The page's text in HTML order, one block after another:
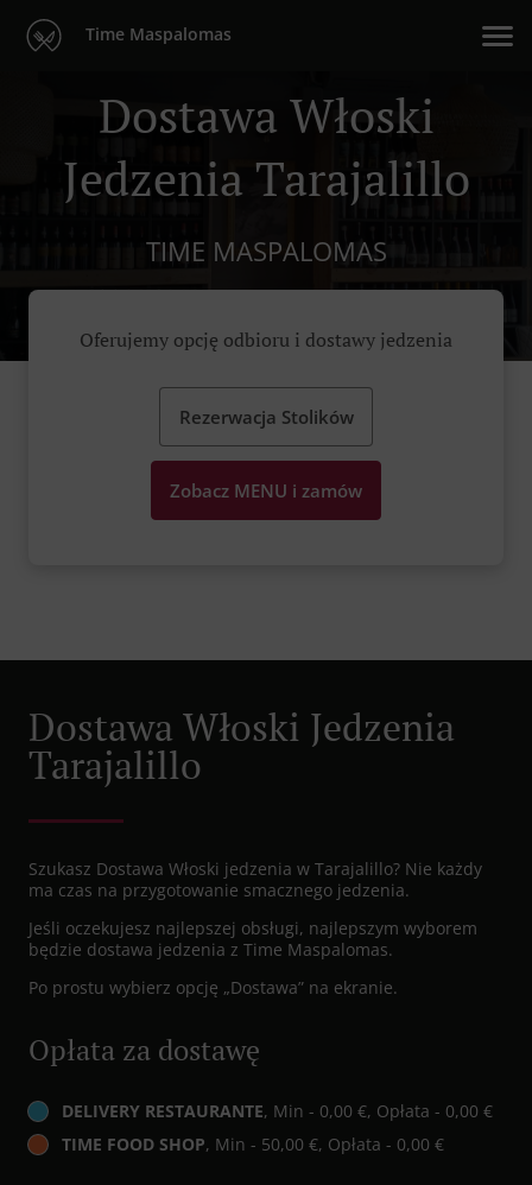
Time Maspalomas
Dostawa Włoski
Jedzenia Tarajalillo
TIME MASPALOMAS
Oferujemy opcję odbioru i dostawy jedzenia
Rezerwacja Stolików
Zobacz MENU i zamów
Dostawa Włoski Jedzenia
Tarajalillo
Szukasz Dostawa Włoski jedzenia w Tarajalillo? Nie każdy
ma czas na przygotowanie smacznego jedzenia.
Jeśli oczekujesz najlepszej obsługi, najlepszym wyborem
będzie dostawa jedzenia z Time Maspalomas.
Po prostu wybierz opcję „Dostawa” na ekranie.
Opłata za dostawę
DELIVERY RESTAURANTE, Min - 0,00 €, Opłata - 0,00 €
TIME FOOD SHOP, Min - 50,00 €, Opłata - 0,00 €